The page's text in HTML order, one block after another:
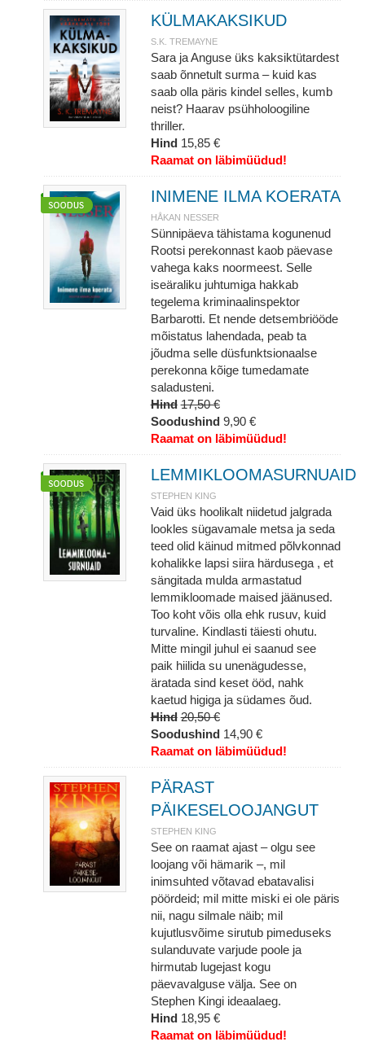
KÜLMAKAKSIKUD
S.K. TREMAYNE
Sara ja Anguse üks kaksiktütardest
saab õnnetult surma – kuid kas
saab olla päris kindel selles, kumb
neist? Haarav psühholoogiline
thriller.
Hind 15,85 €
Raamat on läbimüüdud!
INIMENE ILMA KOERATA
HÅKAN NESSER
Sünnipäeva tähistama kogunenud
Rootsi perekonnast kaob päevase
vahega kaks noormeest. Selle
iseäraliku juhtumiga hakkab
tegelema kriminaalinspektor
Barbarotti. Et nende detsembriööde
mõistatus lahendada, peab ta
jõudma selle düsfunktsionaalse
perekonna kõige tumedamate
saladusteni.
Hind 17,50 €
Soodushind 9,90 €
Raamat on läbimüüdud!
LEMMIKLOOMASURNUAID
STEPHEN KING
Vaid üks hoolikalt niidetud jalgrada
lookles sügavamale metsa ja seda
teed olid käinud mitmed põlvkonnad
kohalikke lapsi siira härdusega , et
sängitada mulda armastatud
lemmikloomade maised jäänused.
Too koht võis olla ehk rusuv, kuid
turvaline. Kindlasti täiesti ohutu.
Mitte mingil juhul ei saanud see
paik hiilida su unenägudesse,
äratada sind keset ööd, nahk
kaetud higiga ja südames õud.
Hind 20,50 €
Soodushind 14,90 €
Raamat on läbimüüdud!
PÄRAST
PÄIKESELOOJANGUT
STEPHEN KING
See on raamat ajast – olgu see
loojang või hämarik –, mil
inimsuhted võtavad ebatavalisi
pöördeid; mil mitte miski ei ole päris
nii, nagu silmale näib; mil
kujutlusvõime sirutub pimeduseks
sulanduvate varjude poole ja
hirmutab lugejast kogu
päevavalguse välja. See on
Stephen Kingi ideaalaeg.
Hind 18,95 €
Raamat on läbimüüdud!